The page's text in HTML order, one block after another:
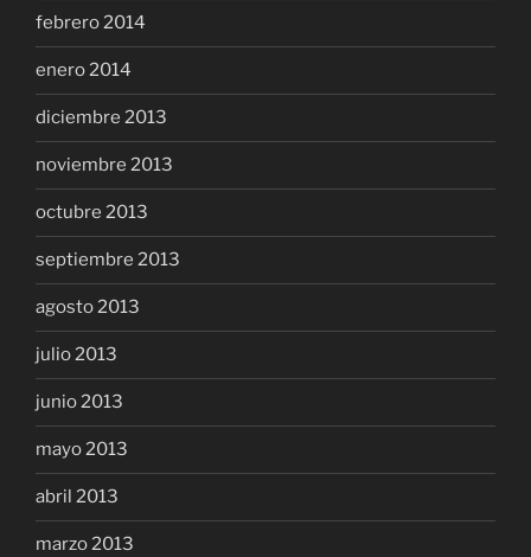
febrero 2014
enero 2014
diciembre 2013
noviembre 2013
octubre 2013
septiembre 2013
agosto 2013
julio 2013
junio 2013
mayo 2013
abril 2013
marzo 2013